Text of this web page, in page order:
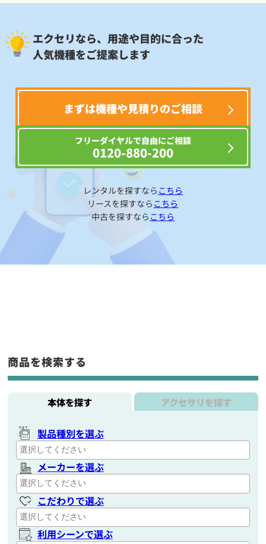
エクセリなら、用途や目的に合った
人気機種をご提案します
まずは機種や見積りのご相談
フリーダイヤルで自由にご相談
0120-880-200
レンタルを探すなら こちら
リースを探すなら こちら
中古を探すなら こちら
商品を検索する
本体を探す アクセサリを探す
製品種別を選ぶ
メーカーを選ぶ
こだわりで選ぶ
利用シーンで選ぶ